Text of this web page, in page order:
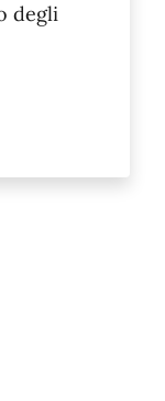
degli